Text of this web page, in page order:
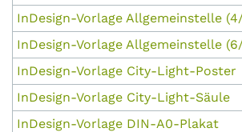
InDesign-Vorlage Allgemeinstelle
InDesign-Vorlage Allgemeinstelle
InDesign-Vorlage City-Light-Poster
InDesign-Vorlage City-Light-Säule
InDesign-Vorlage DIN-A0-Plakat